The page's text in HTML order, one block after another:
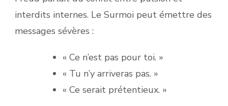
interdits internes. Le Surmoi peut émettre des
messages sévères :
« Ce n’est pas pour toi. »
« Tu n’y arriveras pas. »
« Ce serait prétentieux. »